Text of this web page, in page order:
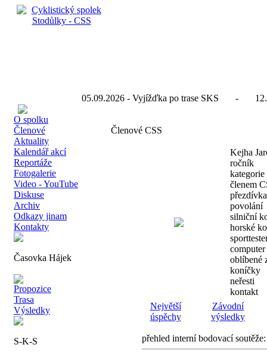
05.09.2026 - Vyjížďka po trase SKS -
O spolku
Členové
Aktuality
Kalendář akcí
Reportáže
Fotogalerie
Video - YouTube
Diskuse
Archiv
Odkazy jinam
Kontakty
Časovka Hájek
Propozice
Trasa
Výsledky
S-K-S
Členové CSS
Kejha
ročník
kategorie
členem
přezdívka
povolání
silniční
horské
computer
oblíbené
koníčky
neřesti
kontakt
Největší
úspěchy
Závodní
výsledky
přehled interní bodovací